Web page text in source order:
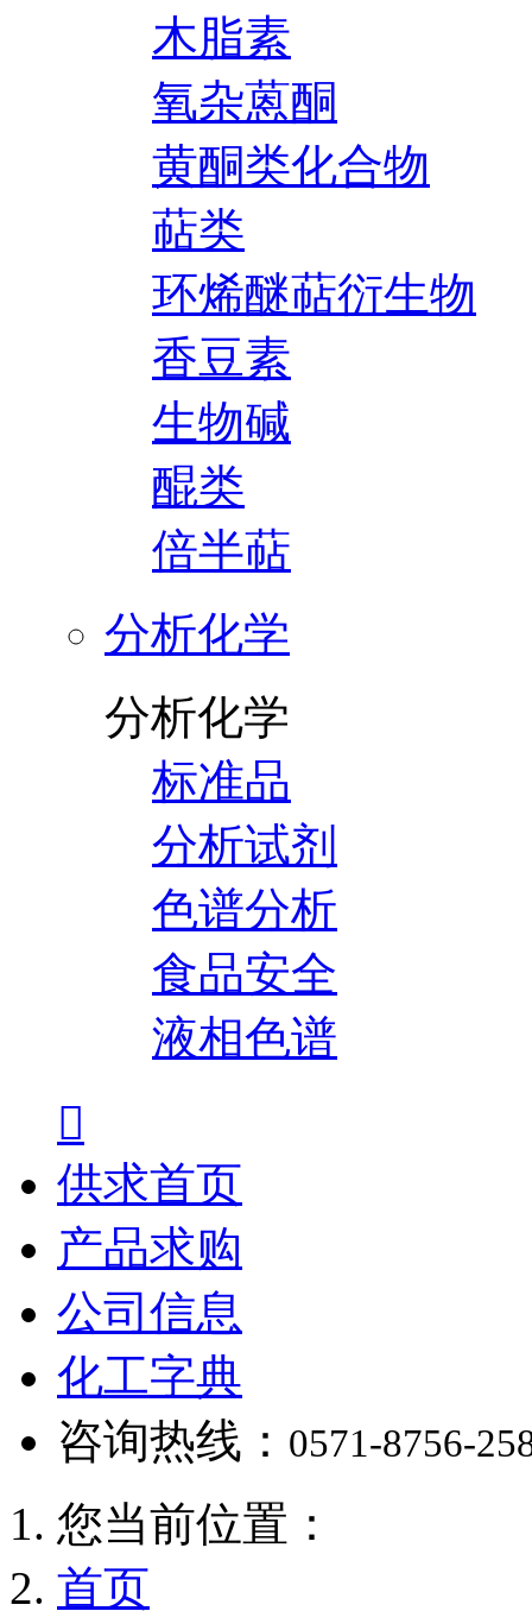
木脂素
氧杂蒽酮
黄酮类化合物
萜类
环烯醚萜衍生物
香豆素
生物碱
醌类
倍半萜
分析化学
分析化学
标准品
分析试剂
色谱分析
食品安全
液相色谱

供求首页
产品求购
公司信息
化工字典
咨询热线： 0571-8756-
您当前位置：
首页